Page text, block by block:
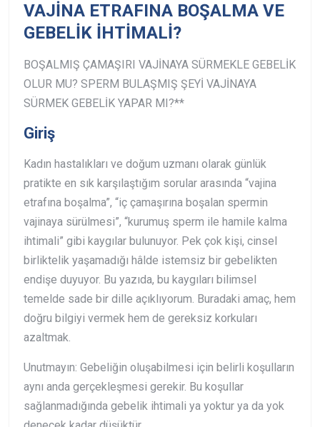
VAJİNA ETRAFINA BOŞALMA VE
GEBELİK İHTİMALİ?
BOŞALMIŞ ÇAMAŞIRI VAJİNAYA SÜRMEKLE GEBELİK
OLUR MU? SPERM BULAŞMIŞ ŞEYİ VAJİNAYA
SÜRMEK GEBELİK YAPAR MI?**
Giriş
Kadın hastalıkları ve doğum uzmanı olarak günlük
pratikte en sık karşılaştığım sorular arasında “vajina
etrafına boşalma”, “iç çamaşırına boşalan spermin
vajinaya sürülmesi”, “kurumuş sperm ile hamile kalma
ihtimali” gibi kaygılar bulunuyor. Pek çok kişi, cinsel
birliktelik yaşamadığı hâlde istemsiz bir gebelikten
endişe duyuyor. Bu yazıda, bu kaygıları bilimsel
temelde sade bir dille açıklıyorum. Buradaki amaç, hem
doğru bilgiyi vermek hem de gereksiz korkuları
azaltmak.
Unutmayın: Gebeliğin oluşabilmesi için belirli koşulların
aynı anda gerçekleşmesi gerekir. Bu koşullar
sağlanmadığında gebelik ihtimali ya yoktur ya da yok